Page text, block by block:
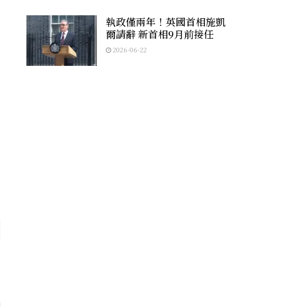
執政僅兩年！英國首相施凱
爾請辭 新首相9月前接任
2026-06-22